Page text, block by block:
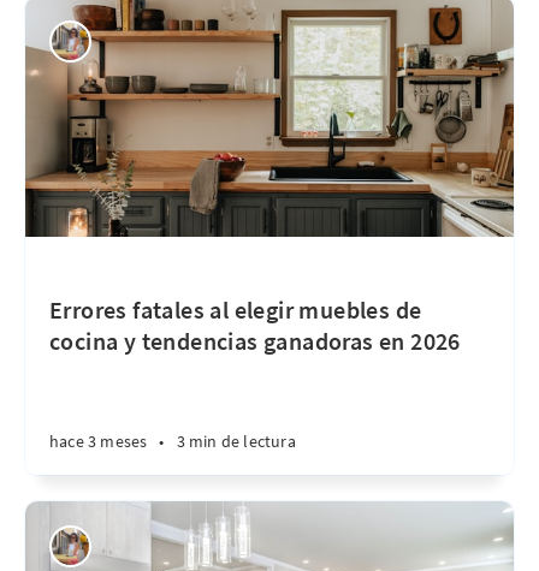
Errores fatales al elegir muebles de
cocina y tendencias ganadoras en 2026
hace 3 meses • 3 min de lectura